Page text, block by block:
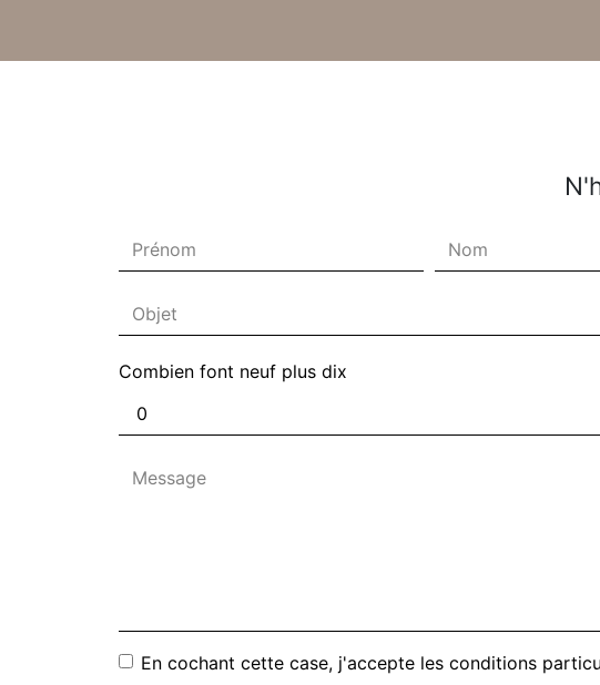
Combien font neuf plus dix
En cochant cette case, j'accepte les conditions